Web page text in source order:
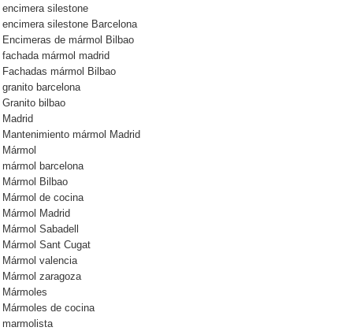
encimera silestone
encimera silestone Barcelona
Encimeras de mármol Bilbao
fachada mármol madrid
Fachadas mármol Bilbao
granito barcelona
Granito bilbao
Madrid
Mantenimiento mármol Madrid
Mármol
mármol barcelona
Mármol Bilbao
Mármol de cocina
Mármol Madrid
Mármol Sabadell
Mármol Sant Cugat
Mármol valencia
Mármol zaragoza
Mármoles
Mármoles de cocina
marmolista